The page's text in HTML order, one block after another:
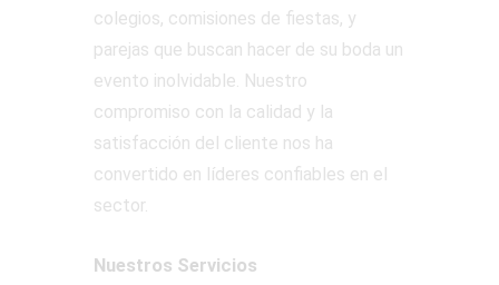
colegios, comisiones de fiestas, y
parejas que buscan hacer de su boda un
evento inolvidable. Nuestro
compromiso con la calidad y la
satisfacción del cliente nos ha
convertido en líderes confiables en el
sector.
Nuestros Servicios